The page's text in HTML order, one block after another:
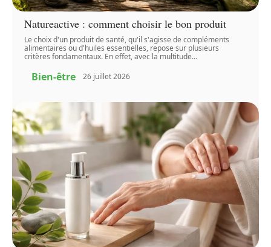
Natureactive : comment choisir le bon produit
Le choix d'un produit de santé, qu'il s'agisse de compléments
alimentaires ou d'huiles essentielles, repose sur plusieurs
critères fondamentaux. En effet, avec la multitude…
Bien-être 26 juillet 2026